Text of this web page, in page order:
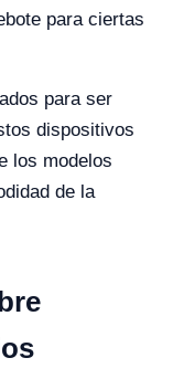
para ciertas
para ser
dispositivos
los modelos
de la